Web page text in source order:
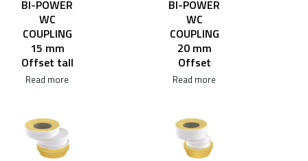
BI-POWER
WC
COUPLING
15 mm
Offset tall
Read more
BI-POWER
WC
COUPLING
20 mm
Offset
Read more